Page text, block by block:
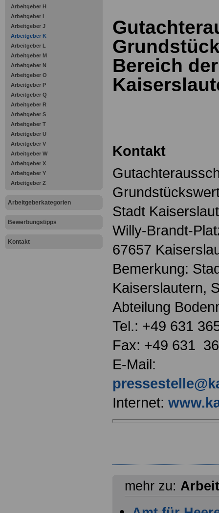
Arbeitgeber H
Arbeitgeber I
Arbeitgeber J
Arbeitgeber K
Arbeitgeber L
Arbeitgeber M
Arbeitgeber N
Arbeitgeber O
Arbeitgeber P
Arbeitgeber Q
Arbeitgeber R
Arbeitgeber S
Arbeitgeber T
Arbeitgeber U
Arbeitgeber V
Arbeitgeber W
Arbeitgeber X
Arbeitgeber Y
Arbeitgeber Z
Arbeitgeberkategorien
Bewerbungstipps
Kontakt
Bereich
Kontakt
Stadt
Willy-Brandt-
67657
Bemerkung:
Kaiserslautern,
Abteilung
Tel.: +49 631
Fax: +49 631
E-Mail:
Internet:
mehr zu: